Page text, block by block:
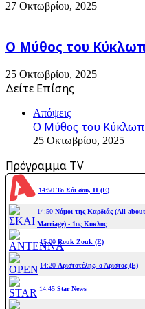
27 Οκτωβρίου, 2025
Ο Μύθος του
25 Οκτωβρίου, 2025
Δείτε Επίσης
Απόψεις
Ο Μύθος του
25 Οκτωβρίου, 2025
Πρόγραμμα TV